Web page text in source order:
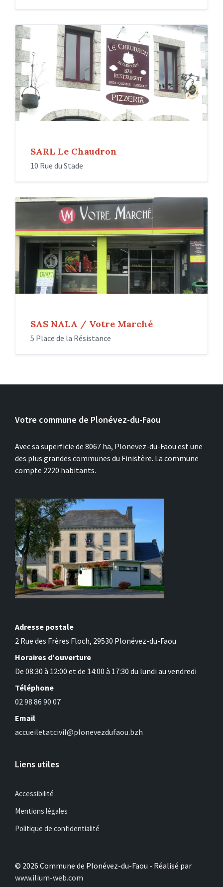
SARL Le Chaudron
10 Rue du Stade
SAS NALA / Votre Marché
5 Place de la Résistance
Votre commune de Plonévez-du-Faou
Avec sa superficie de 8067 ha, Plonevez-du-Faou est une
des plus grandes communes du Finistère. La commune
compte 2220 habitants.
Adresse postale
2 Rue des Frères Floch, 29530 Plonévez-du-Faou
Horaires d’ouverture
De 08:30 à 12:00 et de 14:00 à 17:30 du lundi au vendredi
Téléphone
02 98 86 90 07
Email
accueiletatcivil@plonevezdufaou.bzh
Liens utiles
Accessibilité
Mentions légales
Politique de confidentialité
© 2026 Commune de Plonévez-du-Faou - Réalisé par
www.ilium-web.com